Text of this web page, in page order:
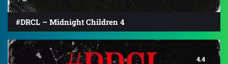
#DRCL – Midnight Children 4
4.4